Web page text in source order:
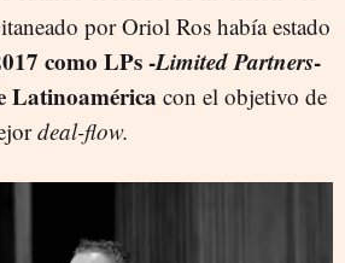
por Oriol Ros había estado
como LPs -Limited Partners-
Latinoamérica con el objetivo de
deal-flow.